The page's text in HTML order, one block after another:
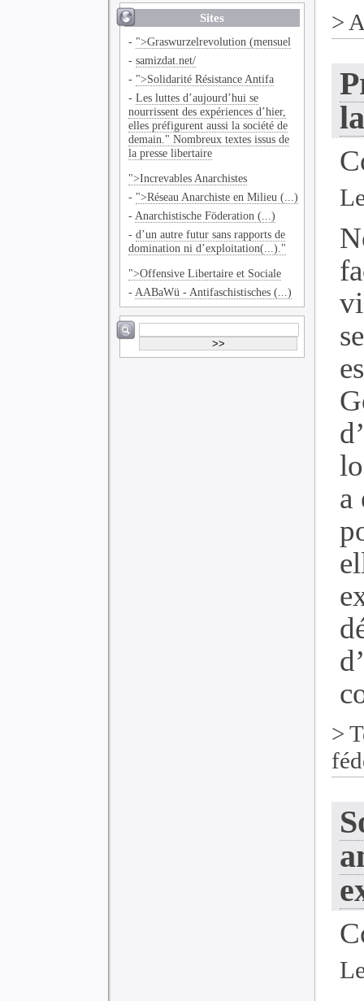
Sites
- ">Graswurzelrevolution (mensuel
-samizdat.net/
- ">Solidarité Résistance Antifa
-Les luttes d’aujourd’hui se
nourrissent des expériences d’hier,
elles préfigurent aussi la société de
demain." Nombreux textes issus de
la presse libertaire
">Increvables Anarchistes
- ">Réseau Anarchiste en Milieu (...)
- Anarchistische Föderation (...)
-d’un autre futur sans rapports de
domination ni d’exploitation(...)."
">Offensive Libertaire et Sociale
- AABaWü - Antifaschistisches (...)
>
a
>